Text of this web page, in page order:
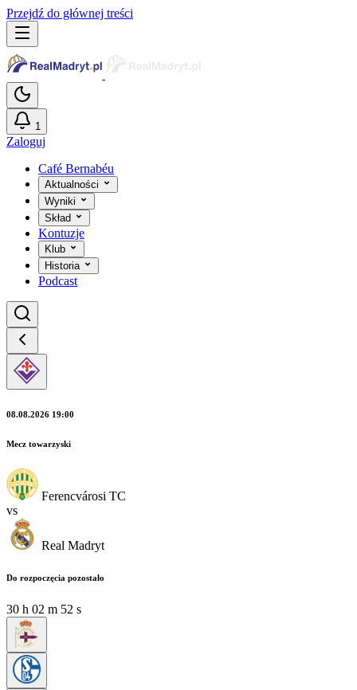
Przejdź do głównej treści
1
Zaloguj
Café Bernabéu
Aktualności
Wyniki
Skład
Kontuzje
Klub
Historia
Podcast
08.08.2026 19:00
Mecz towarzyski
Ferencvárosi TC
vs
Real Madryt
Do rozpoczęcia pozostało
30 h 02 m 52 s